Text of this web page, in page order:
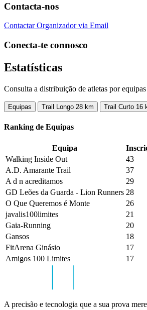
Contacta-nos
Contactar Organizador via Email
Conecta-te connosco
Estatísticas
Consulta a distribuição de atletas por
Equipas Trail Longo 28 km Trail Curto 16
Ranking de Equipas
Equipa
Walking Inside Out
43
A.D. Amarante Trail
37
A d n acreditamos
29
GD Leões da Guarda - Lion Runners 28
O Que Queremos é Monte
26
javalis100limites
21
Gaia-Running
20
Gansos
18
FitArena Ginásio
17
Amigos 100 Limites
17
A precisão e tecnologia que a sua prova